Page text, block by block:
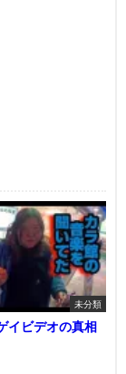
未分類
ビデオの真相